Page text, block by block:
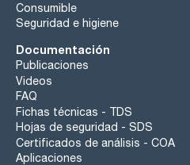
Consumible
Seguridad e higiene
Documentación
Publicaciones
Videos
FAQ
Fichas técnicas - TDS
Hojas de seguridad - SDS
Certificados de análisis - COA
Aplicaciones